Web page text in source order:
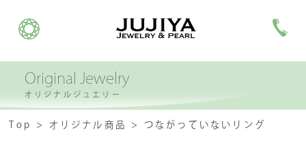
Original Jewelry
オリジナルジュエリー
Top オリジナル商品 つながっていないリング